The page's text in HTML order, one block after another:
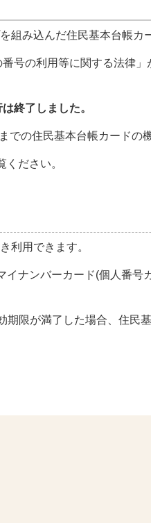
組み込んだ住民基本台帳カ
号の利用等に関する法律
終了しました。
での住民基本台帳カードの
ください。
利用できます。
ナンバーカード(個人番号
限が満了した場合、住民